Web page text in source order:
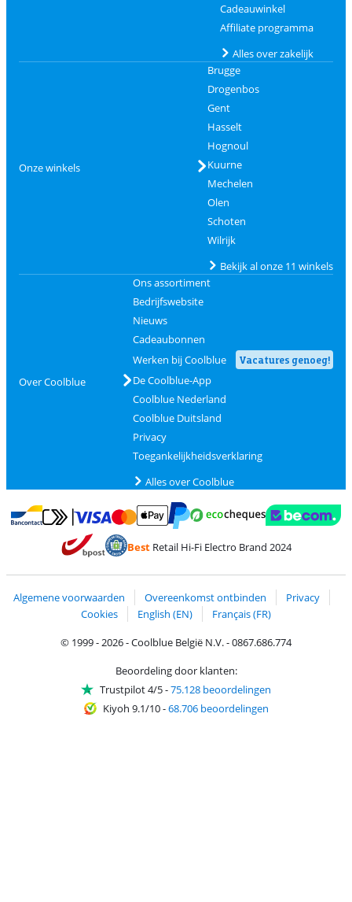
Cadeauwinkel
Affiliate programma
Alles over zakelijk
Onze winkels
Brugge
Drogenbos
Gent
Hasselt
Hognoul
Kuurne
Mechelen
Olen
Schoten
Wilrijk
Bekijk al onze 11 winkels
Over Coolblue
Ons assortiment
Bedrijfswebsite
Nieuws
Cadeaubonnen
Werken bij Coolblue
Vacatures genoeg!
De Coolblue-App
Coolblue Nederland
Coolblue Duitsland
Privacy
Toegankelijkheidsverklaring
Alles over Coolblue
Betalen met Bancontact
Betalen met MasterCard en Visa via ClickToPay
Betalen met PayPal
BestRetail Hi-Fi Electro Brand 2024
Algemene voorwaarden Overeenkomst ontbinden
Privacy
Cookies
English (EN)
Français (FR)
© 1999 - 2026 - Coolblue België N.V. - 0867.686.774
Beoordeling door klanten:
Trustpilot 4/5-75.128 beoordelingen
Kiyoh 9.1/10-68.706 beoordelingen